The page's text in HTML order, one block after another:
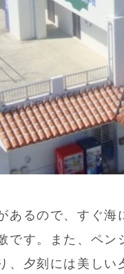
あるので、すぐ
です。また、ペ
、夕刻には美しい